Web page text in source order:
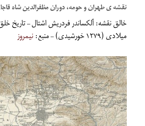
نقشه ی طهران و حومه، دوران مظفرالدین شاه قاجار (۱۹۰۰
میلادی (۱۲۷۹ خورشیدی) – منبع: نیمروز